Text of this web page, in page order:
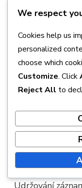
zvýšit hodnotu,
které mohou
uplatněním
Kromě toho
exkluzivní akce
jako jsou
Zůstat
může pomoci
Efektivně
Udržování
We respect
Cookies help us
personalized
choose which
Customize. Click
Reject All to